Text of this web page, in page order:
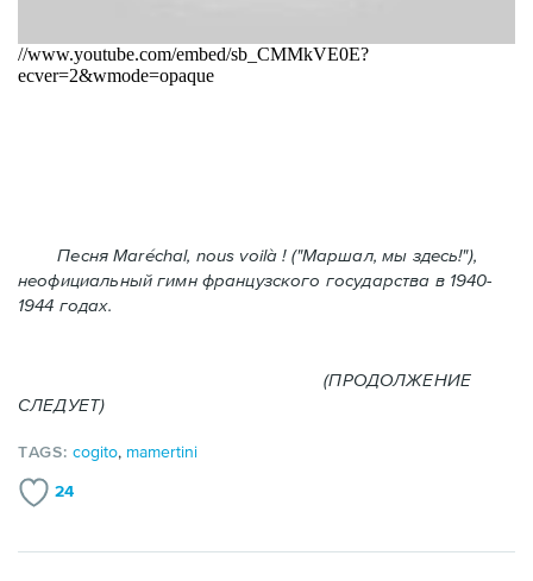
Песня Maréchal, nous voilà ! ("Маршал, мы здесь!"),
неофициальный гимн французского государства в 1940-
1944 годах.
(ПРОДОЛЖЕНИЕ
СЛЕДУЕТ)
TAGS:cogito, mamertini
24